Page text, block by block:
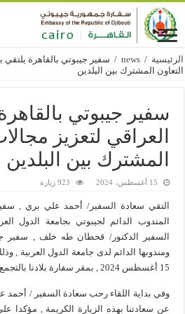
الرئيسية /
news
/ سفير جيبوتي بالقاهرة يلتقي
التعاون المشترك بين البلدين
سفير جيبوتي
العراقي لتعزيز
المشترك بين البلدين
15 أغسطس، 2024 923 زيارة
التقي سعادة السفير/ أحمد علي بري ,
المندوب الدائم لجيبوتي بجامعة الدول
السفير الدكتور/ قحطان طه خلف , سفير
ومندوبها الدائم لدى جامعة الدول العربية ,
15 أغسطس 2024 , بمقر سفارة بلادنا بالتجمع الخامس بالقاهرة الجديدة .
وفي بداية اللقاء رحب سعادة السفير / أحمد
عن سعادتنا بهذه الزيارة الكريمة , مؤكدا